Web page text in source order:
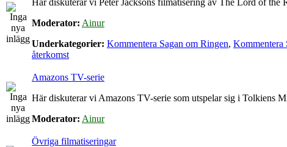
Här diskuterar vi Peter Jacksons filmatisering av The Lord of the
Moderator: Ainur
Underkategorier: Kommentera Sagan om Ringen, Kommentera
återkomst
Amazons TV-serie
Här diskuterar vi Amazons TV-serie som utspelar sig i Tolkiens
Moderator: Ainur
Övriga filmatiseringar